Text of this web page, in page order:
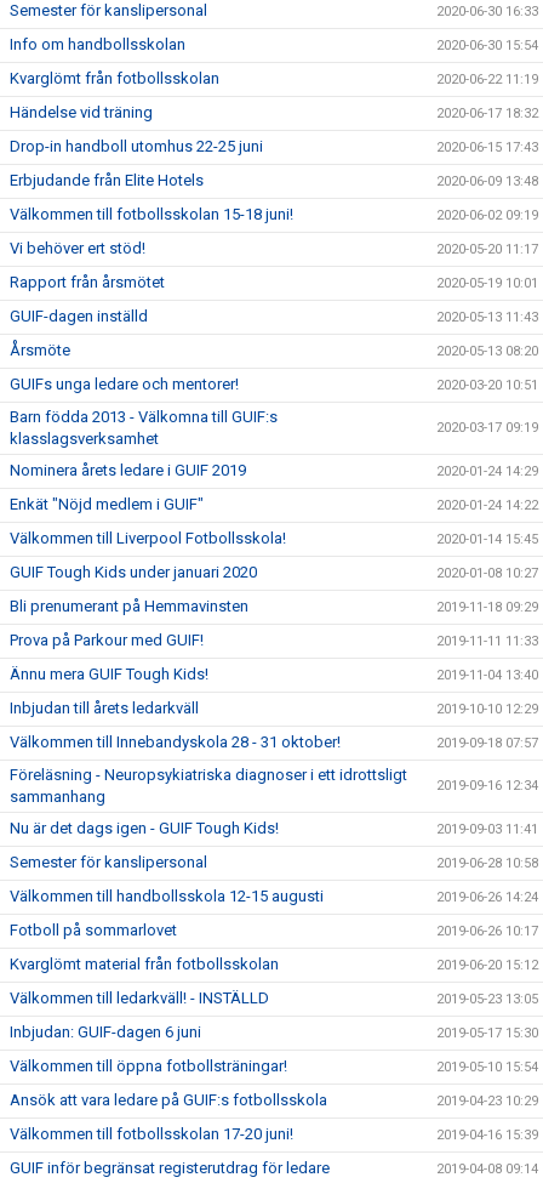
Semester för kanslipersonal 2020-06-30 16:33
Info om handbollsskolan 2020-06-30 15:54
Kvarglömt från fotbollsskolan 2020-06-22 11:19
Händelse vid träning 2020-06-17 18:32
Drop-in handboll utomhus 22-25 juni 2020-06-15 17:43
Erbjudande från Elite Hotels 2020-06-09 13:48
Välkommen till fotbollsskolan 15-18 juni! 2020-06-02 09:19
Vi behöver ert stöd! 2020-05-20 11:17
Rapport från årsmötet 2020-05-19 10:01
GUIF-dagen inställd 2020-05-13 11:43
Årsmöte 2020-05-13 08:20
GUIFs unga ledare och mentorer! 2020-03-20 10:51
Barn födda 2013 - Välkomna till GUIF:s
klasslagsverksamhet
2020-03-17 09:19
Nominera årets ledare i GUIF 2019 2020-01-24 14:29
Enkät "Nöjd medlem i GUIF" 2020-01-24 14:22
Välkommen till Liverpool Fotbollsskola! 2020-01-14 15:45
GUIF Tough Kids under januari 2020 2020-01-08 10:27
Bli prenumerant på Hemmavinsten 2019-11-18 09:29
Prova på Parkour med GUIF! 2019-11-11 11:33
Ännu mera GUIF Tough Kids! 2019-11-04 13:40
Inbjudan till årets ledarkväll 2019-10-10 12:29
Välkommen till Innebandyskola 28 - 31 oktober! 2019-09-18 07:57
Föreläsning - Neuropsykiatriska diagnoser i ett idrottsligt
sammanhang
2019-09-16 12:34
Nu är det dags igen - GUIF Tough Kids! 2019-09-03 11:41
Semester för kanslipersonal 2019-06-28 10:58
Välkommen till handbollsskola 12-15 augusti 2019-06-26 14:24
Fotboll på sommarlovet 2019-06-26 10:17
Kvarglömt material från fotbollsskolan 2019-06-20 15:12
Välkommen till ledarkväll! - INSTÄLLD 2019-05-23 13:05
Inbjudan: GUIF-dagen 6 juni 2019-05-17 15:30
Välkommen till öppna fotbollsträningar! 2019-05-10 15:54
Ansök att vara ledare på GUIF:s fotbollsskola 2019-04-23 10:29
Välkommen till fotbollsskolan 17-20 juni! 2019-04-16 15:39
GUIF inför begränsat registerutdrag för ledare 2019-04-08 09:14